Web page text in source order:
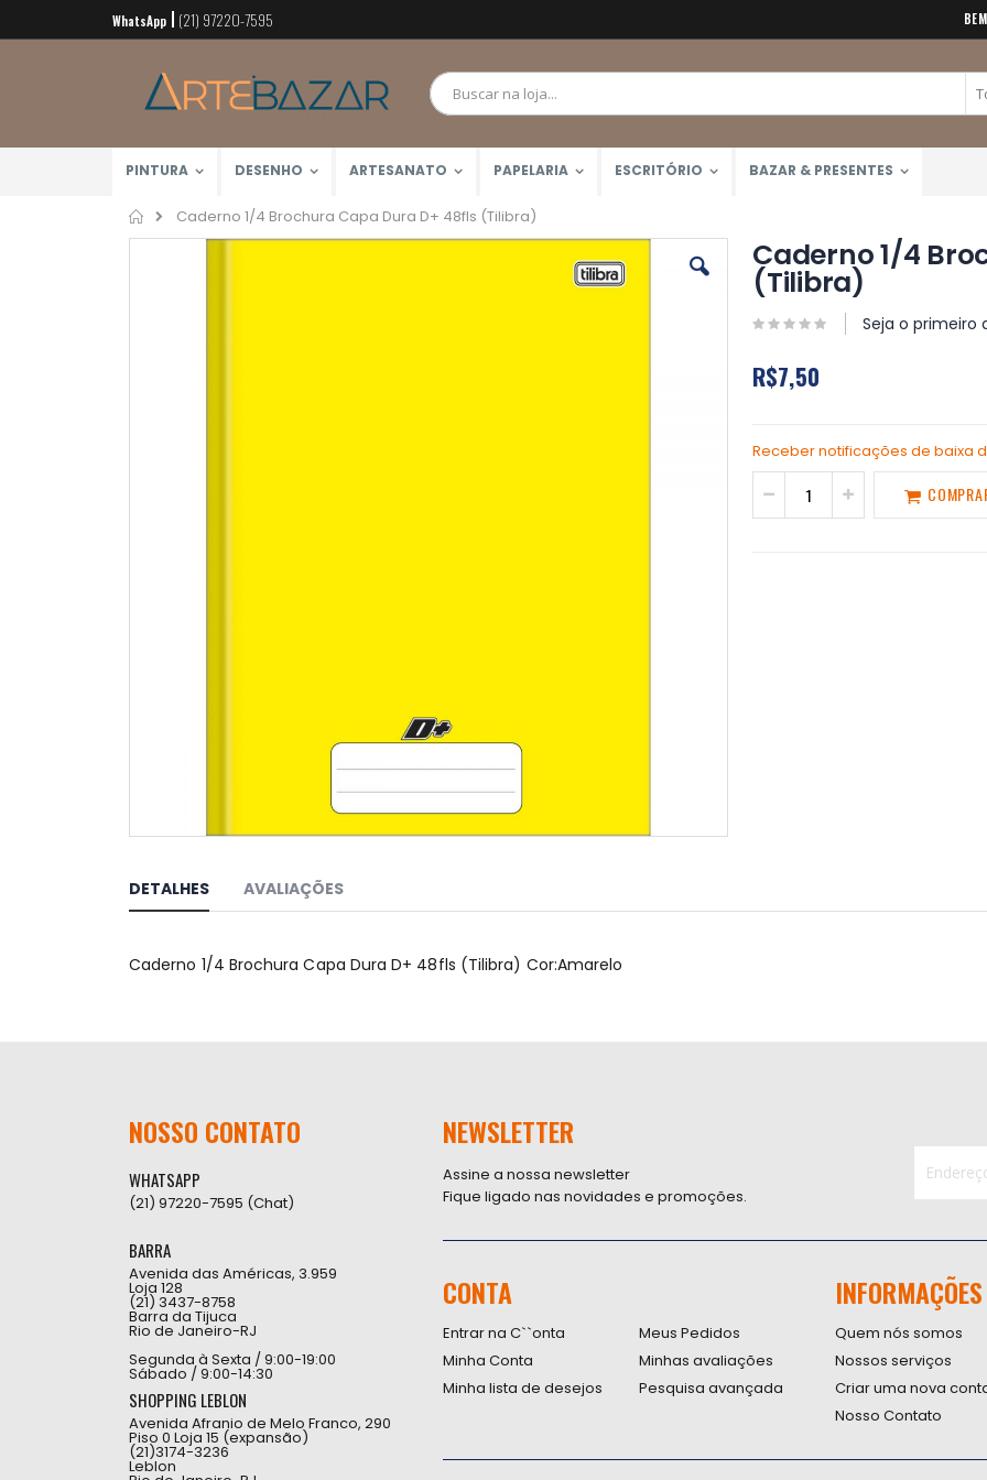
Pular
para
conteúdo
WhatsApp (21) 97220-7595
PINTURA DESENHO ARTESANATO PAPELARIA ESCRITÓRIO BAZAR & PRESENTES
Home
Caderno 1/4 Brochura Capa Dura D+ 48fls (Tilibra)
Pular
o
início
de
Caderno 1/4
(Tilibra)
Seja o primeiro
R$7,50
Receber notificações de baixa
DETALHES
Caderno 1/4 Brochura Capa Dura D+ 48fls (Tilibra) Cor:Amarelo
AVALIAÇÕES
NOSSO CONTATO
WHATSAPP
(21) 97220-7595 (Chat)
BARRA
Avenida das Américas, 3.959
Loja 128
(21) 3437-8758
Barra da Tijuca
Rio de Janeiro-RJ
Segunda à Sexta / 9:00-19:00
Sábado / 9:00-14:30
SHOPPING LEBLON
Avenida Afranio de Melo Franco, 290
Piso 0 Loja 15 (expansão)
(21)3174-3236
Leblon
NEWSLETTER
Assine a nossa newsletter
Fique ligado nas novidades e promoções.
nossa
CONTA
Entrar na C``onta
Minha Conta
Minha lista de desejos
Meus Pedidos
Minhas avaliações
Pesquisa avançada
INFORMAÇÕES
Quem nós somos
Nossos serviços
Criar uma nova
Nosso Contato